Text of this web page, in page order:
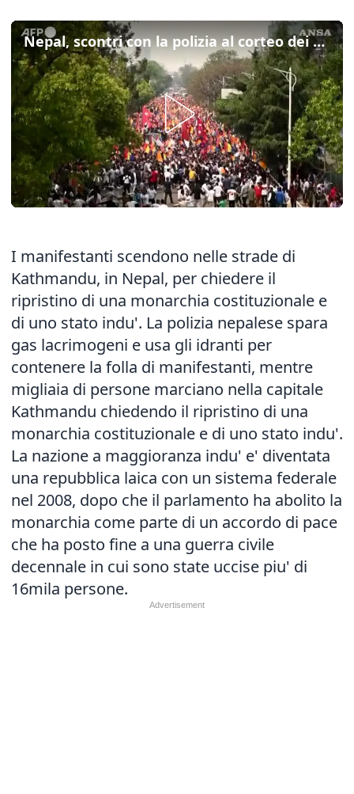
Nepal, scontri con la polizia al corteo dei filo-monarchici
I manifestanti scendono nelle strade di
Kathmandu, in Nepal, per chiedere il
ripristino di una monarchia costituzionale e
di uno stato indu'. La polizia nepalese spara
gas lacrimogeni e usa gli idranti per
contenere la folla di manifestanti, mentre
migliaia di persone marciano nella capitale
Kathmandu chiedendo il ripristino di una
monarchia costituzionale e di uno stato indu'.
La nazione a maggioranza indu' e' diventata
una repubblica laica con un sistema federale
nel 2008, dopo che il parlamento ha abolito la
monarchia come parte di un accordo di pace
che ha posto fine a una guerra civile
decennale in cui sono state uccise piu' di
16mila persone.